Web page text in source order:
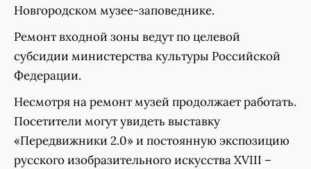
Новгородском музее-заповеднике.
Ремонт входной зоны ведут по целевой
субсидии министерства культуры Российской
Федерации.
Несмотря на ремонт музей продолжает работать.
Посетители могут увидеть выставку
«Передвижники 2.0» и постоянную экспозицию
русского изобразительного искусства XVIII –